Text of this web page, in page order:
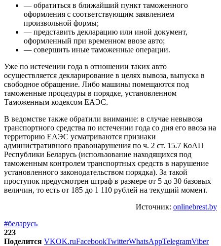
— обратиться в ближайший пункт таможенного
оформления с соответствующим заявлением
произвольной формы;
— представить декларацию или иной документ,
оформленный при временном ввозе авто;
— совершить иные таможенные операции.
Уже по истечении года в отношении таких авто
осуществляется декларирование в целях вывоза, выпуска в
свободное обращение. Либо машины помещаются под
таможенные процедуры в порядке, установленном
Таможенным кодексом ЕАЭС.
В ведомстве также обратили внимание: в случае невывоза
транспортного средства по истечении года со дня его ввоза на
территорию ЕАЭС усматриваются признаки
административного правонарушения по ч. 2 ст. 15.7 КоАП
Республики Беларусь (использование находящихся под
таможенным контролем транспортных средств в нарушение
установленного законодательством порядка). За такой
проступок предусмотрен штраф в размере от 5 до 30 базовых
величин, то есть от 185 до 1 110 рублей на текущий момент.
Источник: onlinebrest.by
#беларусь
223
Поделится VKOK.ruFacebookTwitterWhatsAppTelegramViber